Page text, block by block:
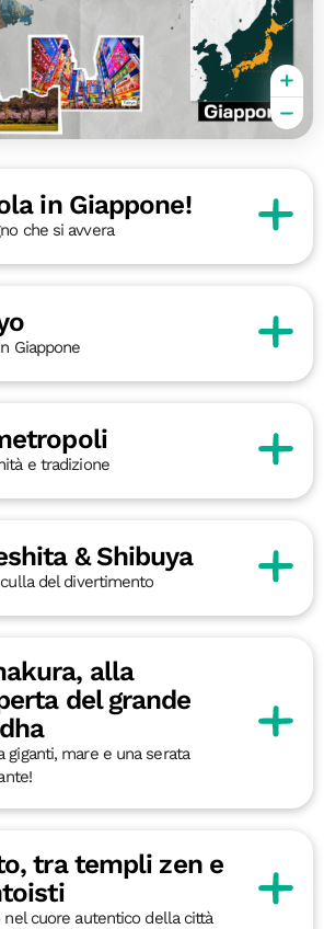
in Giappone!
che si avvera
Giappone
e tradizione
& Shibuya
del divertimento
alla
del grande
giganti, mare e una serata
tra templi zen e
nel cuore autentico della città